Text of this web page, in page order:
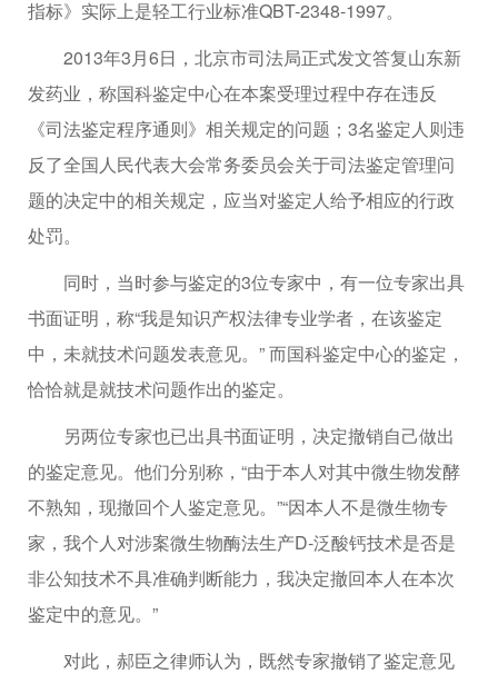
指标》实际上是轻工行业标准QBT-2348-1997。
2013年3月6日，北京市司法局正式发文答复山东新
发药业，称国科鉴定中心在本案受理过程中存在违反
《司法鉴定程序通则》相关规定的问题；3名鉴定人则违
反了全国人民代表大会常务委员会关于司法鉴定管理问
题的决定中的相关规定，应当对鉴定人给予相应的行政
处罚。
同时，当时参与鉴定的3位专家中，有一位专家出具
书面证明，称“我是知识产权法律专业学者，在该鉴定
中，未就技术问题发表意见。” 而国科鉴定中心的鉴定，
恰恰就是就技术问题作出的鉴定。
另两位专家也已出具书面证明，决定撤销自己做出
的鉴定意见。他们分别称，“由于本人对其中微生物发酵
不熟知，现撤回个人鉴定意见。”“因本人不是微生物专
家，我个人对涉案微生物酶法生产D-泛酸钙技术是否是
非公知技术不具准确判断能力，我决定撤回本人在本次
鉴定中的意见。”
对此，郝臣之律师认为，既然专家撤销了鉴定意见